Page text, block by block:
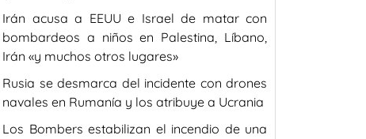
Irán acusa a EEUU e Israel de matar con
bombardeos a niños en Palestina, Líbano,
Irán «y muchos otros lugares»
Rusia se desmarca del incidente con drones
navales en Rumanía y los atribuye a Ucrania
Los Bombers estabilizan el incendio de una